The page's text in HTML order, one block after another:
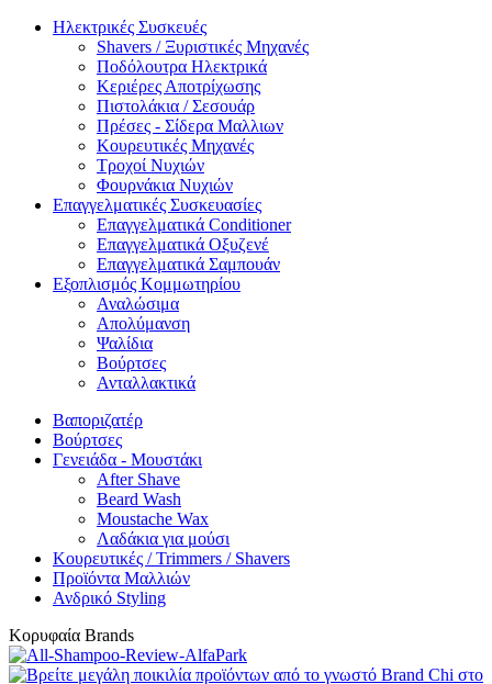
Ηλεκτρικές Συσκευές
Shavers / Ξυριστικές Μηχανές
Ποδόλουτρα Ηλεκτρικά
Κεριέρες Αποτρίχωσης
Πιστολάκια / Σεσουάρ
Πρέσες - Σίδερα Μαλλιων
Κουρευτικές Μηχανές
Τροχοί Νυχιών
Φουρνάκια Νυχιών
Επαγγελματικές Συσκευασίες
Επαγγελματικά Conditioner
Επαγγελματικά Oξυζενέ
Επαγγελματικά Σαμπουάν
Εξοπλισμός Κομμωτηρίου
Αναλώσιμα
Απολύμανση
Ψαλίδια
Βούρτσες
Ανταλλακτικά
Βαποριζατέρ
Βούρτσες
Γενειάδα - Μουστάκι
After Shave
Beard Wash
Moustache Wax
Λαδάκια για μούσι
Κουρευτικές / Trimmers / Shavers
Προϊόντα Μαλλιών
Ανδρικό Styling
Κορυφαία Brands